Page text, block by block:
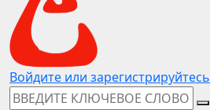
Войдите или зарегистрируйтесь